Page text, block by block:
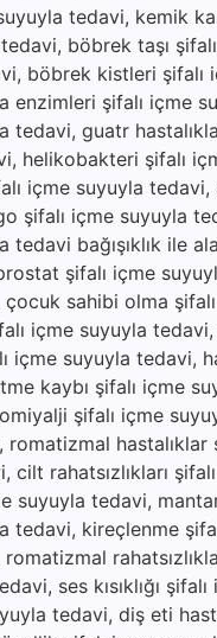
tedavi, kemik
böbrek taşı
böbrek kistleri
şifalı içme
guatr
helikobakteri şifalı
içme suyuyla
şifalı içme suyuyla
bağışıklık ile
şifalı içme
sahibi olma
içme suyuyla
içme suyuyla
kaybı şifalı içme
şifalı içme
romatizmal
cilt rahatsızlıkları
tedavi,
tedavi, kireçlenme
ses kısıklığı
tedavi, diş eti